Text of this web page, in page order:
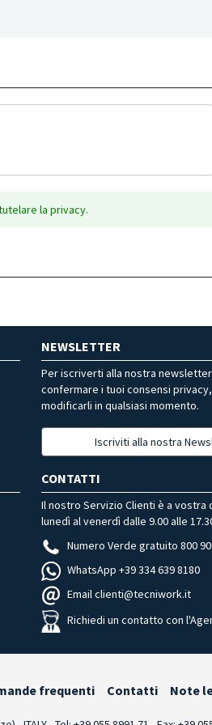
la privacy.
NEWSLETTER
Per iscriverti alla nostra
confermare i tuoi consensi
modificarli in qualsiasi momento.
Iscriviti alla nostra
CONTATTI
Il nostro Servizio Clienti è a vostra
lunedì al venerdì dalle 9.00 alle
Numero Verde gratuito 800 90
WhatsApp +39 334 639 8180
Email clienti@tecniwork.it
Richiedi un contatto con
frequenti Contatti Note